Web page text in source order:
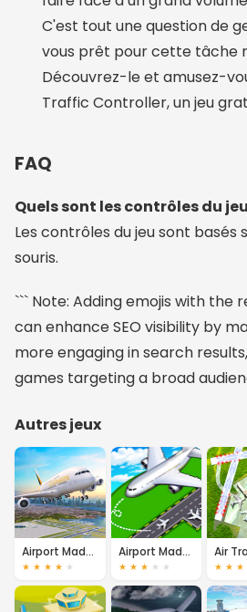
C'est tout une question de
vous prêt pour cette tâche
Découvrez-le et amusez-
Traffic Controller, un jeu
FAQ
Quels sont les contrôles du
Les contrôles du jeu sont basés
souris.
``` Note: Adding emojis with the
can enhance SEO visibility by
more engaging in search
games targeting a broad
Autres jeux
Airport Madness 3
★ ★ ★ ★ ★
Airport Madness
★ ★ ★ ★ ★ ★ ★ ★